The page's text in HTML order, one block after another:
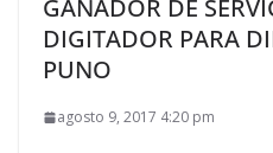
GANADOR DE
DIGITADOR PARA
PUNO
agosto 9, 2017 4:20 pm